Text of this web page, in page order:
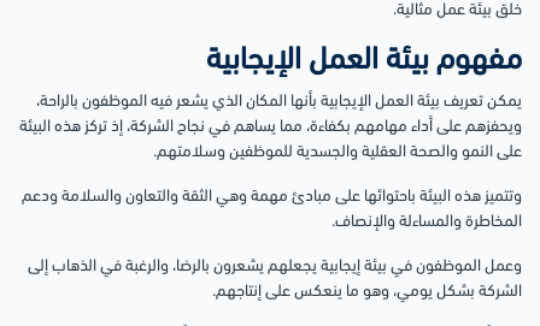
خلق بيئة عمل مثالية.
مفهوم بيئة العمل الإيجابية
يمكن تعريف بيئة العمل الإيجابية بأنها المكان الذي يشعر فيه الموظفون بالراحة،
ويحفزهم على أداء مهامهم بكفاءة، مما يساهم في نجاح الشركة، إذ تركز هذه البيئة
على النمو والصحة العقلية والجسدية للموظفين وسلامتهم.
وتتميز هذه البيئة باحتوائها على مبادئ مهمة وهي الثقة والتعاون والسلامة ودعم
المخاطرة والمساءلة والإنصاف.
وعمل الموظفون في بيئة إيجابية يجعلهم يشعرون بالرضا، والرغبة في الذهاب إلى
الشركة بشكل يومي، وهو ما ينعكس على إنتاجهم.